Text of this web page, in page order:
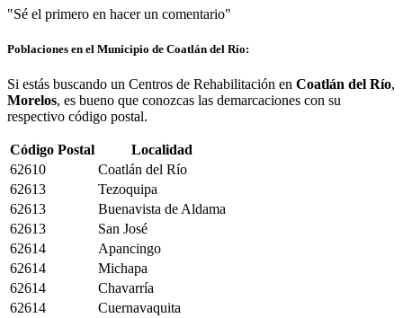
"Sé el primero en hacer un comentario"
Poblaciones en el Municipio de Coatlán del Río:
Si estás buscando un Centros de Rehabilitación en Coatlán del Río,
Morelos, es bueno que conozcas las demarcaciones con su
respectivo código postal.
Código Postal
Localidad
62610
Coatlán del Río
62613
Tezoquipa
62613
Buenavista de Aldama
62613
San José
62614
Apancingo
62614
Michapa
62614
Chavarría
62614
Cuernavaquita